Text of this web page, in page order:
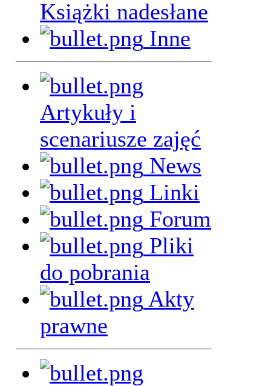
Książki nadesłane
Inne
Artykuły i
scenariusze zajęć
News
Linki
Forum
Pliki
do pobrania
Akty
prawne